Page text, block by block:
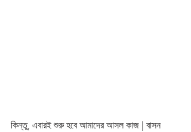
কিন্তু, এবারই শুরু হবে আমাদের আসল কাজ | বাসন